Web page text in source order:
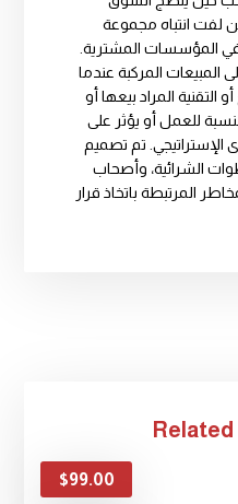
لفت انتباه مجموعة
المؤسسات المشترية.
المبيعات المركبة عندما
التقنية المراد بيعها أو
للعمل أو يؤثر على
تم تصميم
الشرائية، وأصحاب
المرتبطة باتخاذ قرار
$99.00